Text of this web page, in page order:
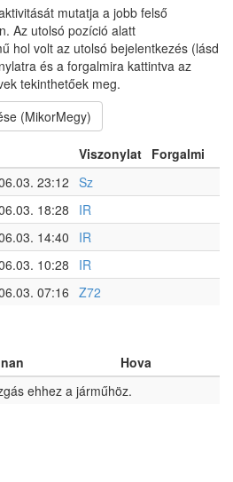
mutatja a jobb felső
Az utolsó pozíció alatt
hol volt az utolsó bejelentkezés (lásd
és a forgalmira kattintva az
tekinthetőek meg.
(MikorMegy)
Viszonylat Forgalmi
23:12 Sz
18:28
IR
14:40
IR
10:28
IR
07:16 Z72
Hova
ehhez a járműhöz.